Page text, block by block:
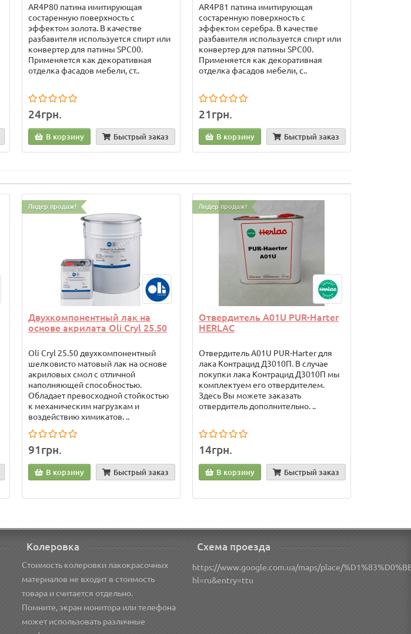
AR4P80 патина имитирующая
состаренную поверхность с
эффектом золота. В качестве
разбавителя используется спирт или
конвертер для патины SPC00.
Применяется как декоративная
отделка фасадов мебели, ст..
24грн.
В корзину Быстрый заказ
AR4P81 патина имитирующая
состаренную поверхность с
эффектом серебра. В качестве
разбавителя используется спирт или
конвертер для патины SPC00.
Применяется как декоративная
отделка фасадов мебели, с..
21грн.
В корзину Быстрый заказ
Лидер продаж!
Двухкомпонентный лак на
основе акрилата Oli Cryl 25.50
Oli Cryl 25.50 двухкомпонентный
шелковисто матовый лак на основе
акриловых смол с отличной
наполняющей способностью.
Обладает превосходной стойкостью
к механическим нагрузкам и
воздействию химикатов. ..
91грн.
В корзину Быстрый заказ
Лидер продаж!
Отвердитель A01U PUR-Harter
HERLAC
Отвердитель A01U PUR-Harter для
лака Контрацид Д3010П. В случае
покупки лака Контрацид Д3010П мы
комплектуем его отвердителем.
Здесь Вы можете заказать
отвердитель дополнительно. ..
14грн.
В корзину Быстрый заказ
Колеровка
Стоимость колеровки лакокрасочных
материалов не входит в стоимость
товара и считается отдельно.
Помните, экран монитора или телефона
может использовать различные
Схема проезда
https://www.google.com.ua/maps/place/
hl=ru&entry=ttu